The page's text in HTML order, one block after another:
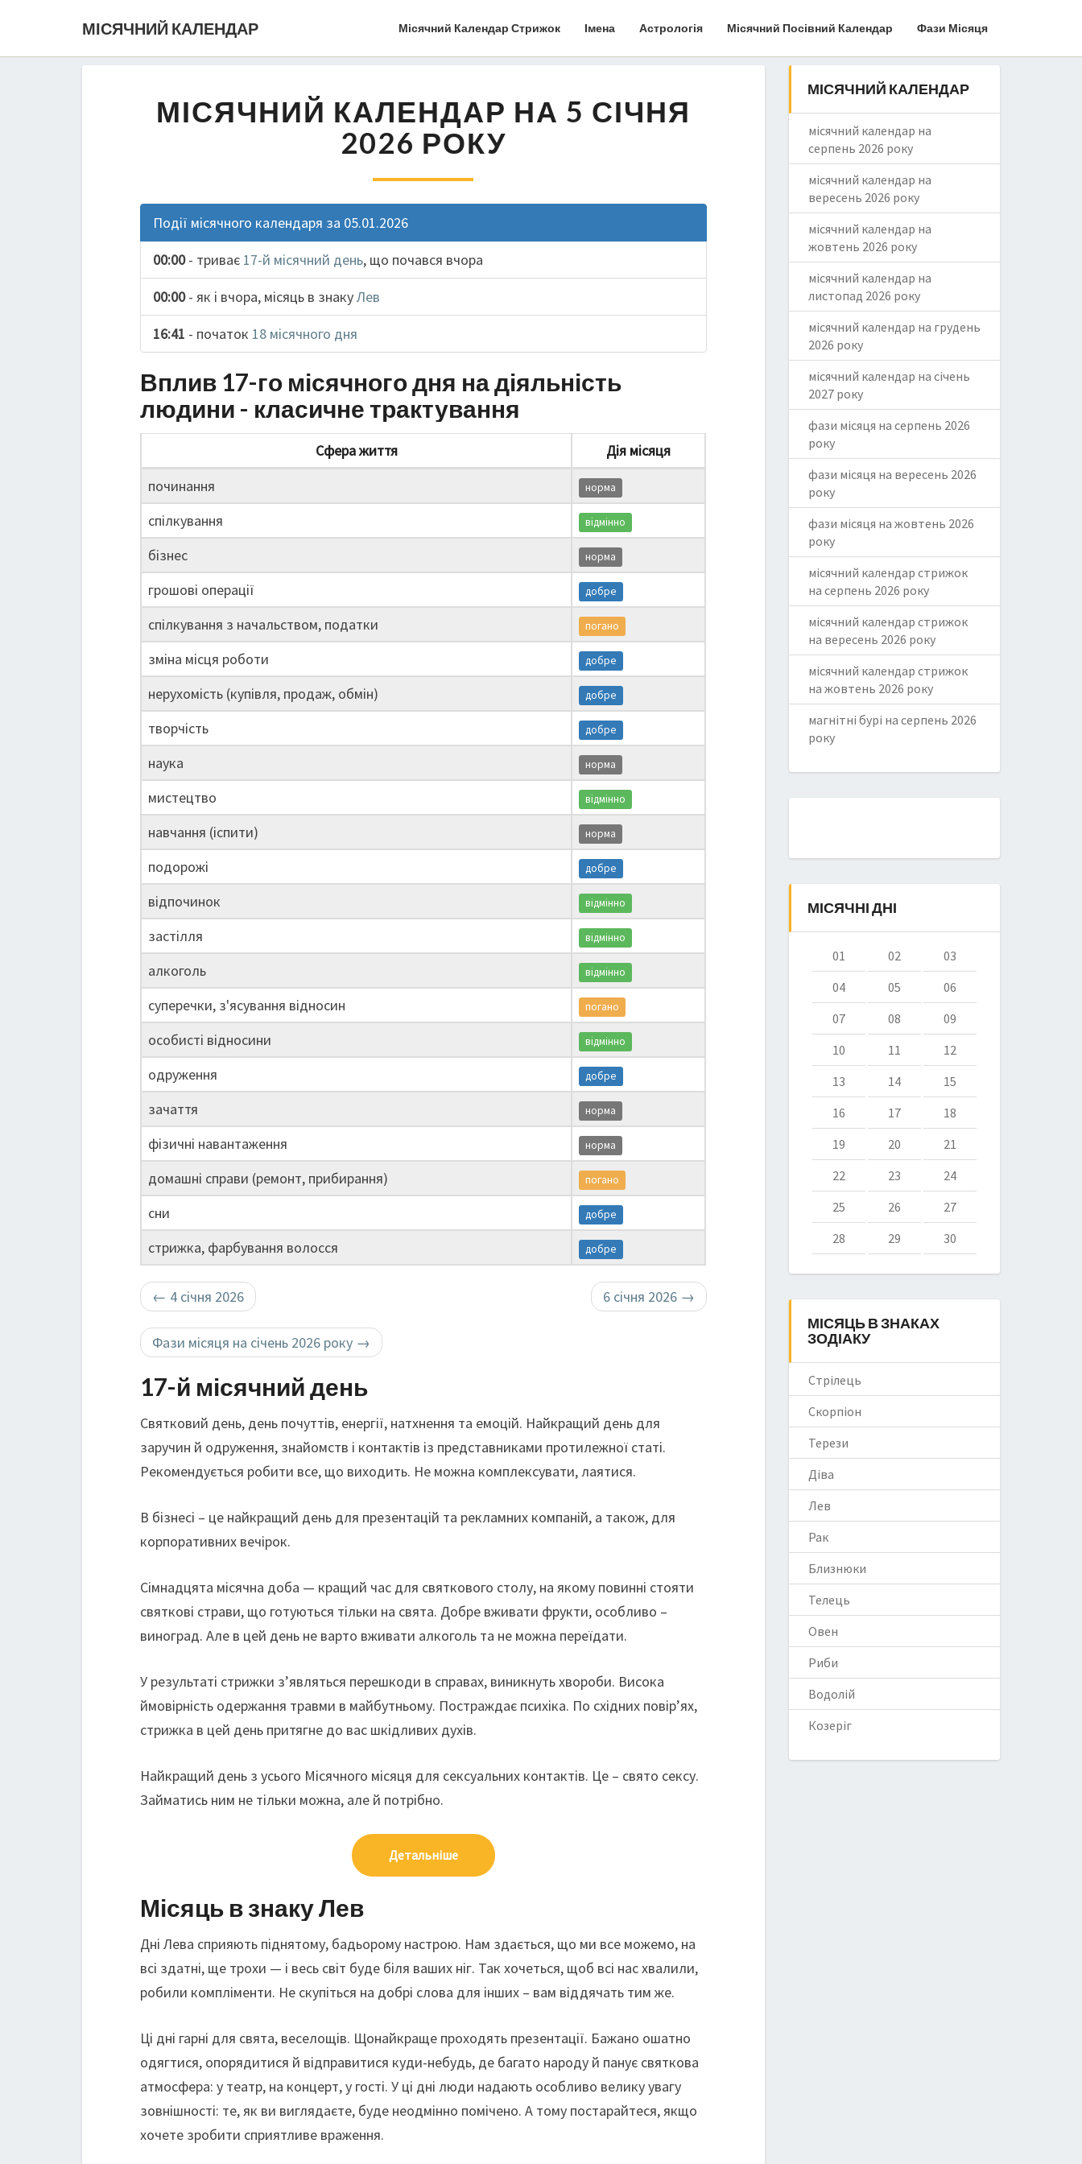
МІСЯЧНИЙ КАЛЕНДАР Місячний Календар Стрижок Імена Астрологія Місячний Посівний Календар Фази Місяця
МІСЯЧНИЙ КАЛЕНДАР НА 5 СІЧНЯ
2026 РОКУ
Події місячного календаря за 05.01.2026
00:00- триває 17-й місячний день, що почався вчора
00:00- як і вчора, місяць в знакуЛев
16:41 - початок 18 місячного дня
Вплив 17-го місячного дня на діяльність
людини - класичне трактування
Сфера життя
Дія місяця
починання
норма
спілкування відмінно
бізнес норма
грошові операції добре
спілкування з начальством, податки погано
зміна місця роботи добре
нерухомість (купівля, продаж, обмін) добре
творчість добре
наука норма
мистецтво відмінно
навчання (іспити) норма
подорожі добре
відпочинок відмінно
застілля відмінно
алкоголь відмінно
суперечки, з'ясування відносин погано
особисті відносини відмінно
одруження добре
зачаття норма
фізичні навантаження норма
домашні справи (ремонт, прибирання) погано
сни добре
стрижка, фарбування волосся добре
← 4 січня 2026 6 січня 2026 →
Фази місяця на січень 2026 року →
17-й місячний день
Святковий день, день почуттів, енергії, натхнення та емоцій. Найкращий день для
заручин й одруження, знайомств і контактів із представниками протилежної статі.
Рекомендується робити все, що виходить. Не можна комплексувати, лаятися.
В бізнесі – це найкращий день для презентацій та рекламних компаній, а також, для
корпоративних вечірок.
Сімнадцята місячна доба — кращий час для святкового столу, на якому повинні стояти
святкові страви, що готуються тільки на свята. Добре вживати фрукти, особливо –
виноград. Але в цей день не варто вживати алкоголь та не можна переїдати.
У результаті стрижки з’являться перешкоди в справах, виникнуть хвороби. Висока
ймовірність одержання травми в майбутньому. Постраждає психіка. По східних повір’ях,
стрижка в цей день притягне до вас шкідливих духів.
Найкращий день з усього Місячного місяця для сексуальних контактів. Це – свято сексу.
Займатись ним не тільки можна, але й потрібно.
Детальніше
Місяць в знаку Лев
Дні Лева сприяють піднятому, бадьорому настрою. Нам здається, що ми все можемо, на
всі здатні, ще трохи — і весь світ буде біля ваших ніг. Так хочеться, щоб всі нас хвалили,
робили компліменти. Не скупіться на добрі слова для інших – вам віддячать тим же.
Ці дні гарні для свята, веселощів. Щонайкраще проходять презентації. Бажано ошатно
одягтися, опорядитися й відправитися куди-небудь, де багато народу й панує святкова
атмосфера: у театр, на концерт, у гості. У ці дні люди надають особливо велику увагу
зовнішності: те, як ви виглядаєте, буде неодмінно помічено. А тому постарайтеся, якщо
хочете зробити сприятливе враження.
МІСЯЧНИЙ КАЛЕНДАР
місячний календар на
серпень 2026 року
місячний календар на
вересень 2026 року
місячний календар на
жовтень 2026 року
місячний календар на
листопад 2026 року
місячний календар на грудень
2026 року
місячний календар на січень
2027 року
фази місяця на серпень 2026
року
фази місяця на вересень 2026
року
фази місяця на жовтень 2026
року
місячний календар стрижок
на серпень 2026 року
місячний календар стрижок
на вересень 2026 року
місячний календар стрижок
на жовтень 2026 року
магнітні бурі на серпень 2026
року
МІСЯЧНІ ДНІ
01 02
03
04
05
06
07
08
09
10
11
12
13
14
15
16
17
18
19
20
21
22
23
24
25
26
27
28
29 30
МІСЯЦЬ В ЗНАКАХ
ЗОДІАКУ
Стрілець
Скорпіон
Терези
Діва
Лев
Рак
Близнюки
Телець
Овен
Риби
Водолій
Козеріг